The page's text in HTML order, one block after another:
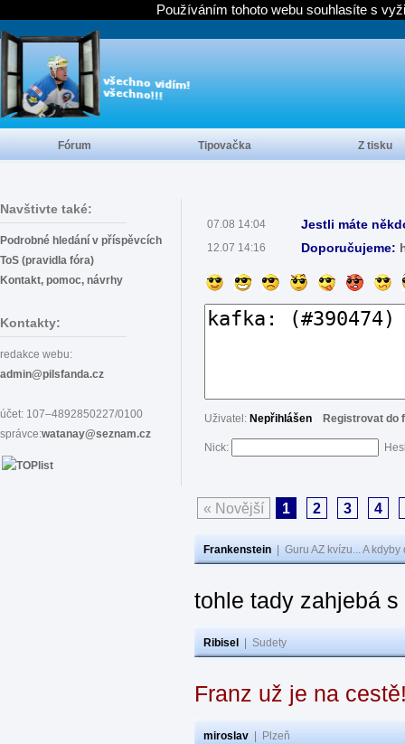
Navštivte také:
Podrobné hledání v příspěvcích
ToS (pravidla fóra)
Kontakt, pomoc, návrhy
Kontakty:
redakce webu:
admin@pilsfanda.cz
účet: 107–4892850227/0100
správce:watanay@seznam.cz
07.08 14:04 Jestli máte
12.07 14:16 Doporučujeme:
Uživatel: Nepřihlášen Registrovat do
Nick:
« Novější 1 2 3 4
Frankenstein Guru AZ kvízu... A
tohle tady zahjebá
Ribisel Sudety
Franz už je na
miroslav Plzeň
Fórum Tipovačka Z tisku
Používáním tohoto webu souhlasíte s